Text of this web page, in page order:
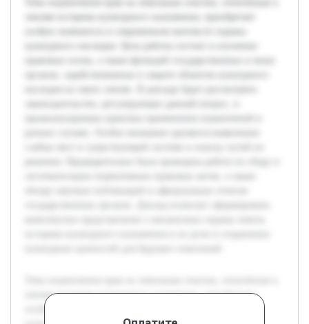
землям историко-культурного назначения, приобретает
особую значимость в современном контексте охраны